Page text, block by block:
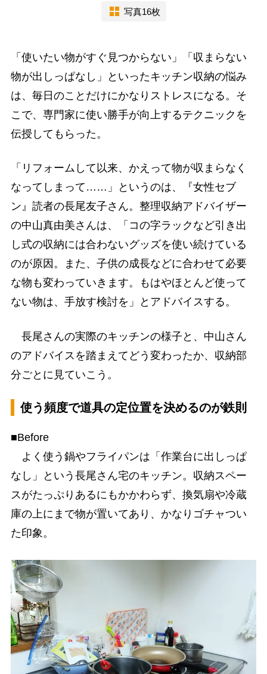
写真16枚
「使いたい物がすぐ見つからない」「収まらない
物が出しっぱなし」といったキッチン収納の悩み
は、毎日のことだけにかなりストレスになる。そ
こで、専門家に使い勝手が向上するテクニックを
伝授してもらった。
「リフォームして以来、かえって物が収まらなく
なってしまって……」というのは、『女性セブ
ン』読者の長尾友子さん。整理収納アドバイザー
の中山真由美さんは、「コの字ラックなど引き出
し式の収納には合わないグッズを使い続けている
のが原因。また、子供の成長などに合わせて必要
な物も変わっていきます。もはやほとんど使って
ない物は、手放す検討を」とアドバイスする。
長尾さんの実際のキッチンの様子と、中山さん
のアドバイスを踏まえてどう変わったか、収納部
分ごとに見ていこう。
使う頻度で道具の定位置を決めるのが鉄則
■Before
よく使う鍋やフライパンは「作業台に出しっぱ
なし」という長尾さん宅のキッチン。収納スペー
スがたっぷりあるにもかかわらず、換気扇や冷蔵
庫の上にまで物が置いてあり、かなりゴチャつい
た印象。